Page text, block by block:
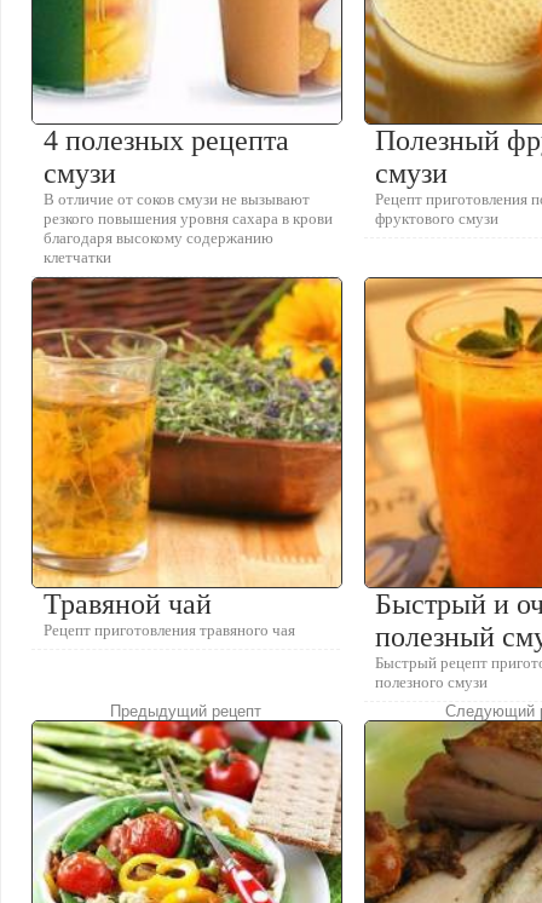
4 полезных рецепта
смузи
В отличие от соков смузи не вызывают
резкого повышения уровня сахара в крови
благодаря высокому содержанию
клетчатки
Полезный
смузи
Рецепт приготовления
фруктового смузи
Травяной чай
Рецепт приготовления травяного чая
Быстрый и
полезный
Быстрый рецепт
полезного смузи
Предыдущий рецепт
Следующий